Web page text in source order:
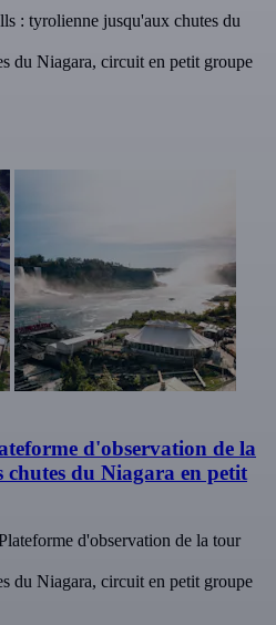
: tyrolienne jusqu'aux chutes du
du Niagara, circuit en petit groupe
d'observation de la
du Niagara en petit
d'observation de la tour
du Niagara, circuit en petit groupe